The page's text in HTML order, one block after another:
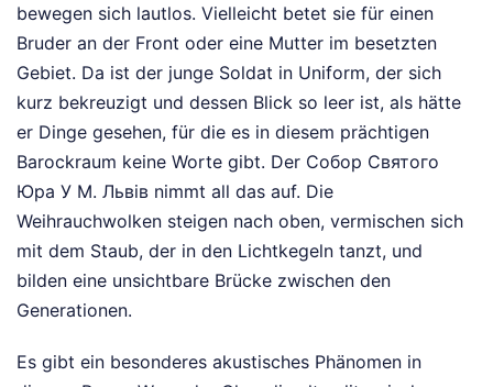
bewegen sich lautlos. Vielleicht betet sie für einen
Bruder an der Front oder eine Mutter im besetzten
Gebiet. Da ist der junge Soldat in Uniform, der sich
kurz bekreuzigt und dessen Blick so leer ist, als hätte
er Dinge gesehen, für die es in diesem prächtigen
Barockraum keine Worte gibt. Der Собор Святого
Юра У М. Львів nimmt all das auf. Die
Weihrauchwolken steigen nach oben, vermischen sich
mit dem Staub, der in den Lichtkegeln tanzt, und
bilden eine unsichtbare Brücke zwischen den
Generationen.
Es gibt ein besonderes akustisches Phänomen in